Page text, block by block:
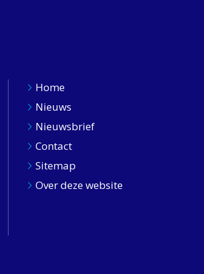
Home
Nieuws
Nieuwsbrief
Contact
Sitemap
Over deze website